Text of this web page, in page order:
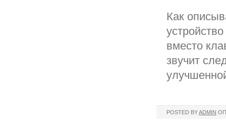
Как
вместо
звучит
POSTED BYADMIN